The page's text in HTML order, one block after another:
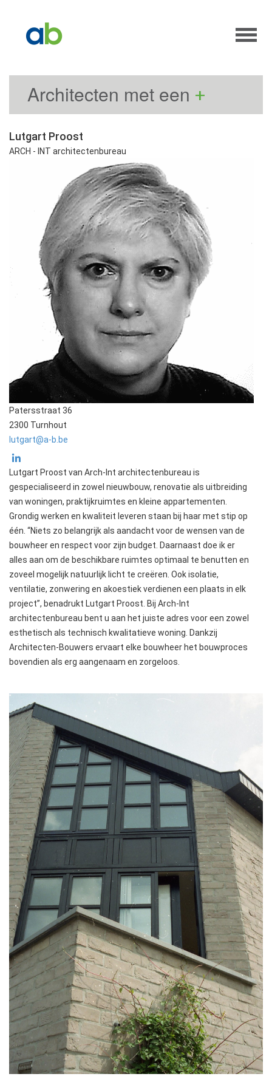
Architecten met een +
Lutgart Proost
ARCH - INT architectenbureau
Patersstraat 36
2300 Turnhout
lutgart@a-b.be
Lutgart Proost van Arch-Int architectenbureau is
gespecialiseerd in zowel nieuwbouw, renovatie als uitbreiding
van woningen, praktijkruimtes en kleine appartementen.
Grondig werken en kwaliteit leveren staan bij haar met stip op
één. “Niets zo belangrijk als aandacht voor de wensen van de
bouwheer en respect voor zijn budget. Daarnaast doe ik er
alles aan om de beschikbare ruimtes optimaal te benutten en
zoveel mogelijk natuurlijk licht te creëren. Ook isolatie,
ventilatie, zonwering en akoestiek verdienen een plaats in elk
project”, benadrukt Lutgart Proost. Bij Arch-Int
architectenbureau bent u aan het juiste adres voor een zowel
esthetisch als technisch kwalitatieve woning. Dankzij
Architecten-Bouwers ervaart elke bouwheer het bouwproces
bovendien als erg aangenaam en zorgeloos.